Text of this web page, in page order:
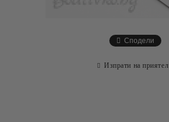
Сподели
Изпрати на приятел